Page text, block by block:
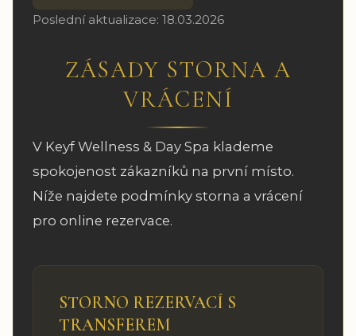
Poslední aktualizace: 18.03.2026
ZÁSADY STORNA A
VRÁCENÍ
V Keyf Wellness & Day Spa klademe
spokojenost zákazníků na první místo.
Níže najdete podmínky storna a vrácení
pro online rezervace.
STORNO REZERVACÍ S
TRANSFEREM